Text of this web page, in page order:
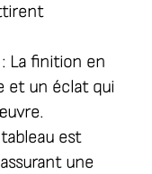
La finition en
et un éclat qui
est
une